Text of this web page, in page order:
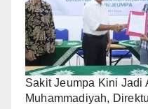
Sakit Jeumpa Kini Jadi
Muhammadiyah,